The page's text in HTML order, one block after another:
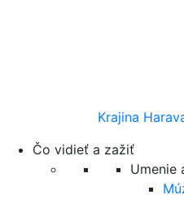
Krajina
Čo vidieť a zažiť
Umenie